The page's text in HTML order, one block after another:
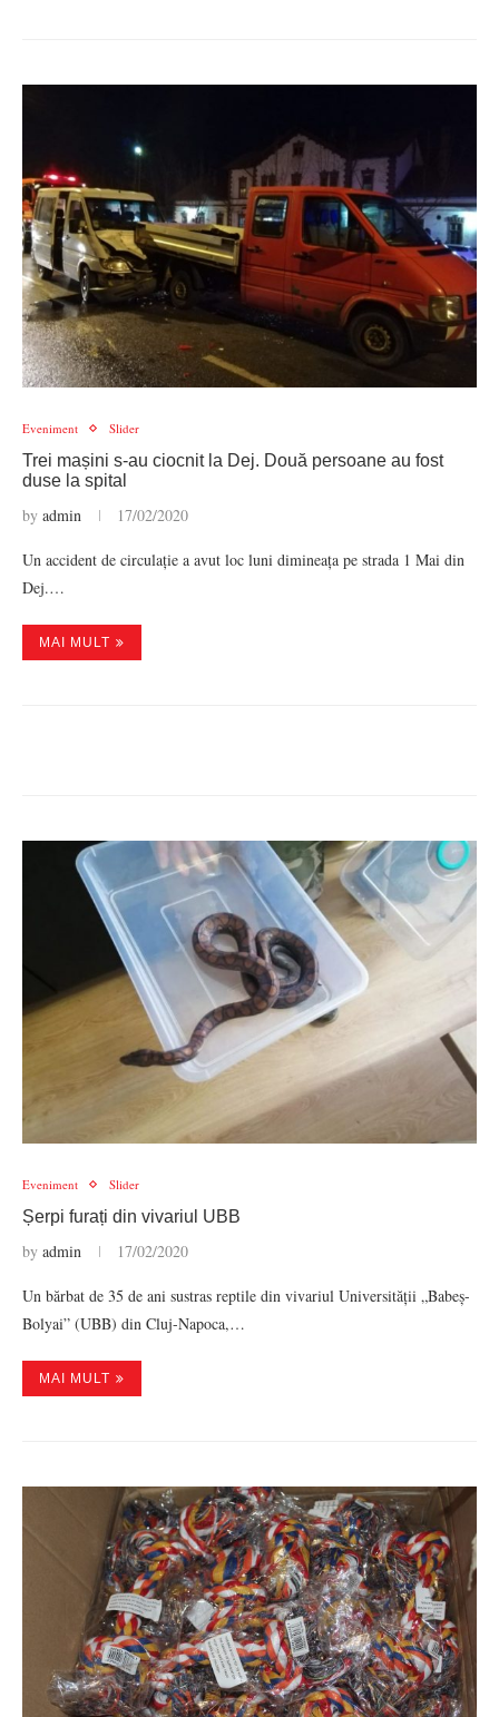
Eveniment Slider
Trei mașini s-au ciocnit la Dej. Două persoane au fost
duse la spital
by admin 17/02/2020
Un accident de circulație a avut loc luni dimineața pe strada 1 Mai din
Dej.…
MAI MULT
Eveniment Slider
Șerpi furați din vivariul UBB
by admin 17/02/2020
Un bărbat de 35 de ani sustras reptile din vivariul Universității „Babeș-
Bolyai” (UBB) din Cluj-Napoca,…
MAI MULT